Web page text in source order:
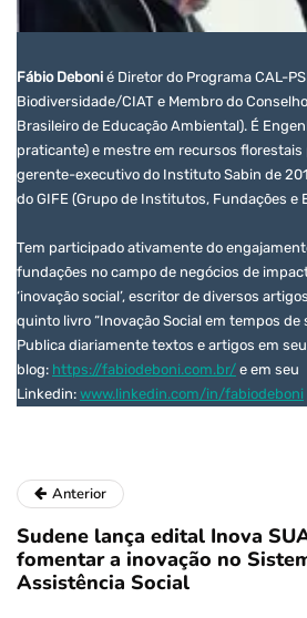
Fábio Deboni é Diretor do Programa CAL-
Biodiversidade/CIAT e Membro do
Brasileiro de Educação Ambiental). É
praticante) e mestre em recursos florestais
gerente-executivo do Instituto Sabin de
do GIFE (Grupo de Institutos, Fundações e
Tem participado ativamente do
fundações no campo de negócios de
‘inovação social’, escritor de diversos
quinto livro “Inovação Social em tempos de
Publica diariamente textos e artigos em seu
blog: https://fabiodeboni.com.br/ e em seu
Linkedin: www.linkedin.com/in/fabiodeboni
Anterior
Sudene lança edital Inova
fomentar a inovação no
Assistência Social